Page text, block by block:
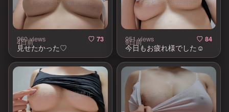
960 views ♡ 73
4日前
見せたかった♡
951 views ♡ 84
9日前
今日もお疲れ様でした☺️